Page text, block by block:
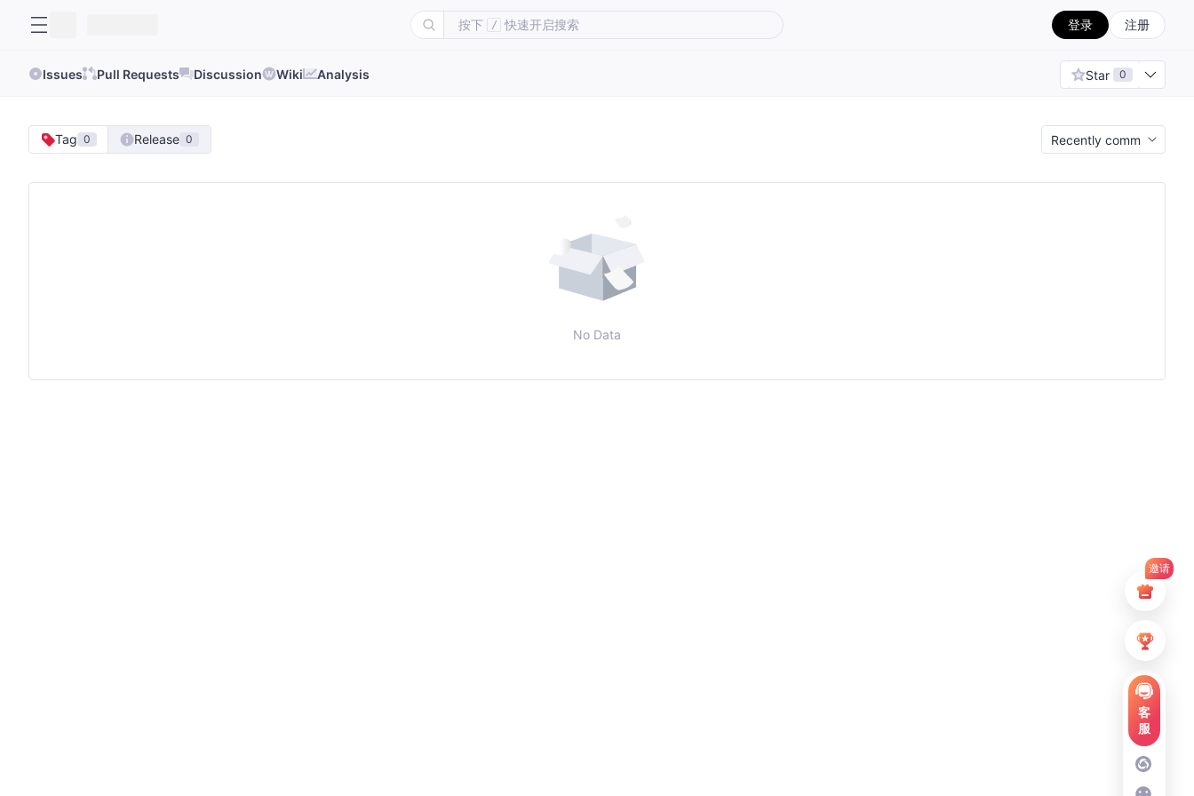
按下 / 快速开启搜索 登录 注册
Issues Pull Requests Discussion Wiki Analysis Star 0
Tag 0 Release 0
No Data
邀请
客
服